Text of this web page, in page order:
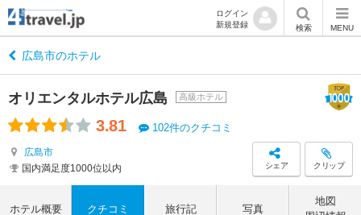
ログイン
新規登録
検索 MENU
広島市のホテル
オリエンタルホテル広島 高級ホテル
3.81 102件のクチコミ
広島市
国内満足度1000位以内
シェア クリップ
ホテル概要 クチコミ 旅行記 写真
地図